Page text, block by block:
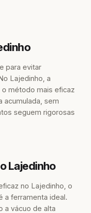
para evitar
Lajedinho, a
método mais eficaz
acumulada, sem
seguem rigorosas
Lajedinho
no Lajedinho, o
a ferramenta ideal.
a vácuo de alta